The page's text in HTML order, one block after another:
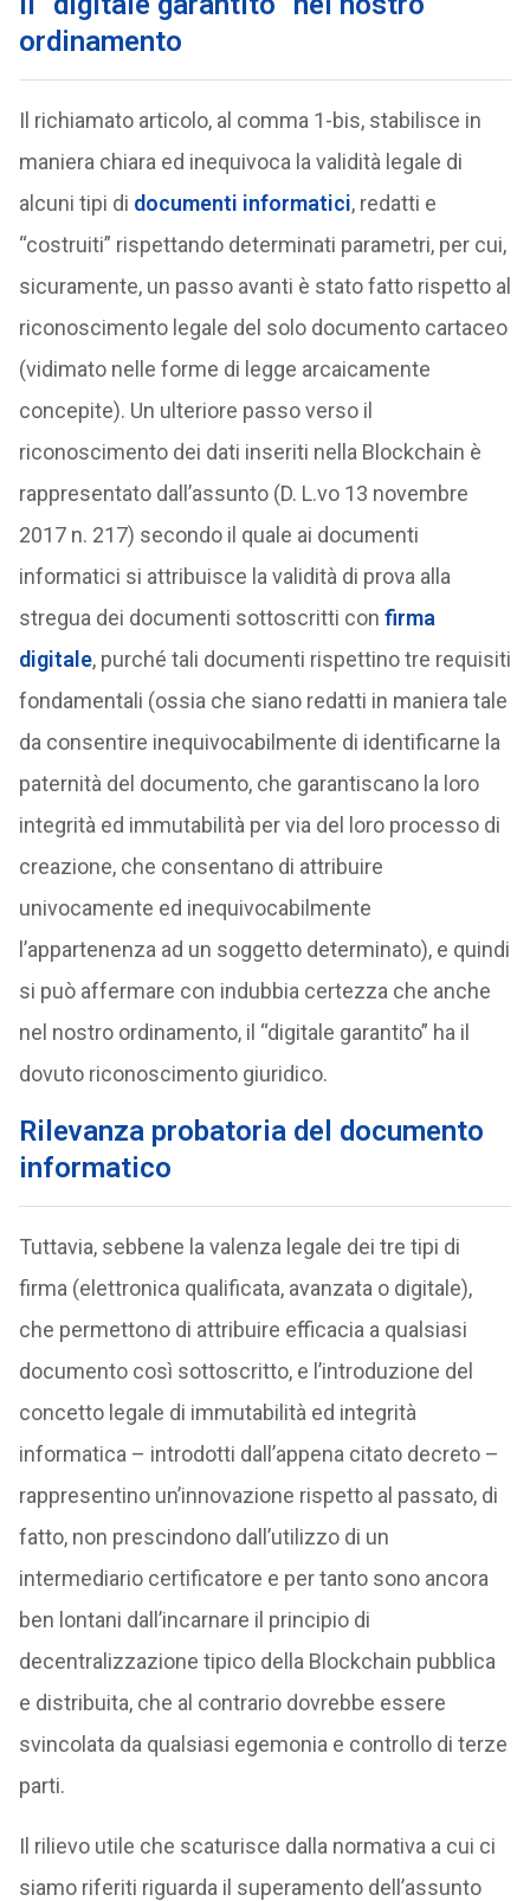
ordinamento
Il richiamato articolo, al comma 1-bis, stabilisce in
maniera chiara ed inequivoca la validità legale di
alcuni tipi di documenti informatici, redatti e
“costruiti” rispettando determinati parametri, per cui,
sicuramente, un passo avanti è stato fatto rispetto al
riconoscimento legale del solo documento cartaceo
(vidimato nelle forme di legge arcaicamente
concepite). Un ulteriore passo verso il
riconoscimento dei dati inseriti nella Blockchain è
rappresentato dall’assunto (D. L.vo 13 novembre
2017 n. 217) secondo il quale ai documenti
informatici si attribuisce la validità di prova alla
stregua dei documenti sottoscritti con firma
digitale, purché tali documenti rispettino tre requisiti
fondamentali (ossia che siano redatti in maniera tale
da consentire inequivocabilmente di identificarne la
paternità del documento, che garantiscano la loro
integrità ed immutabilità per via del loro processo di
creazione, che consentano di attribuire
univocamente ed inequivocabilmente
l’appartenenza ad un soggetto determinato), e quindi
si può affermare con indubbia certezza che anche
nel nostro ordinamento, il “digitale garantito” ha il
dovuto riconoscimento giuridico.
Rilevanza probatoria del documento
informatico
Tuttavia, sebbene la valenza legale dei tre tipi di
firma (elettronica qualificata, avanzata o digitale),
che permettono di attribuire efficacia a qualsiasi
documento così sottoscritto, e l’introduzione del
concetto legale di immutabilità ed integrità
informatica – introdotti dall’appena citato decreto –
rappresentino un’innovazione rispetto al passato, di
fatto, non prescindono dall’utilizzo di un
intermediario certificatore e per tanto sono ancora
ben lontani dall’incarnare il principio di
decentralizzazione tipico della Blockchain pubblica
e distribuita, che al contrario dovrebbe essere
svincolata da qualsiasi egemonia e controllo di terze
parti.
Il rilievo utile che scaturisce dalla normativa a cui ci
siamo riferiti riguarda il superamento dell’assunto